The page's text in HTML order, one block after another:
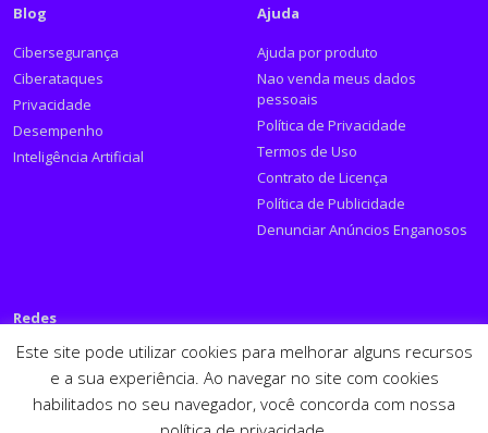
Blog
Cibersegurança
Ciberataques
Privacidade
Desempenho
Inteligência Artificial
Ajuda
Ajuda por produto
Nao venda meus dados
pessoais
Política de Privacidade
Termos de Uso
Contrato de Licença
Política de Publicidade
Denunciar Anúncios Enganosos
Redes
Siga a PSafe:
Facebook
TwitterRSS YoutubeLinkedIn
Este site pode utilizar cookies para melhorar alguns recursos
e a sua experiência. Ao navegar no site com cookies
habilitados no seu navegador, você concorda com nossa